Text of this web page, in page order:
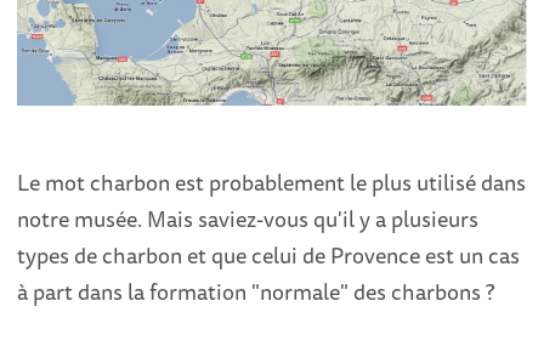
Le mot charbon est probablement le plus utilisé dans
notre musée. Mais saviez-vous qu'il y a plusieurs
types de charbon et que celui de Provence est un cas
à part dans la formation "normale" des charbons ?